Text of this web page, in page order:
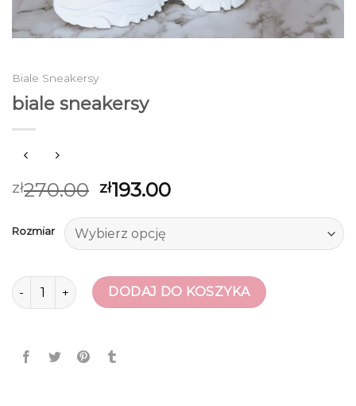
Biale Sneakersy
biale sneakersy
zł270.00 zł193.00
Rozmiar
ilość biale sneakersyDODAJ DO KOSZYKA